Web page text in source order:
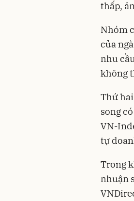
thấp,
Nhóm
của
nhu
không
Thứ
song
VN-
tự
Trong
nhuận